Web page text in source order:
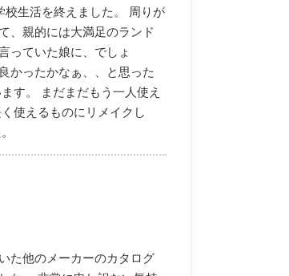
生活を終えました。 周りが
、親的には大満足のランド
っていた娘に、でしょ
かったかなぁ、、と思った
す。 まだまだもう一人使え
使えるものにリメイクし
た他のメーカーのカタログ